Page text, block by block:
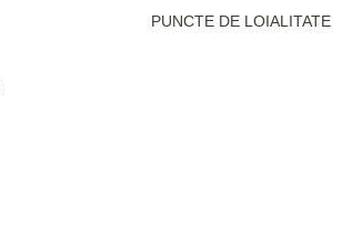
PUNCTE DE LOIALITATE